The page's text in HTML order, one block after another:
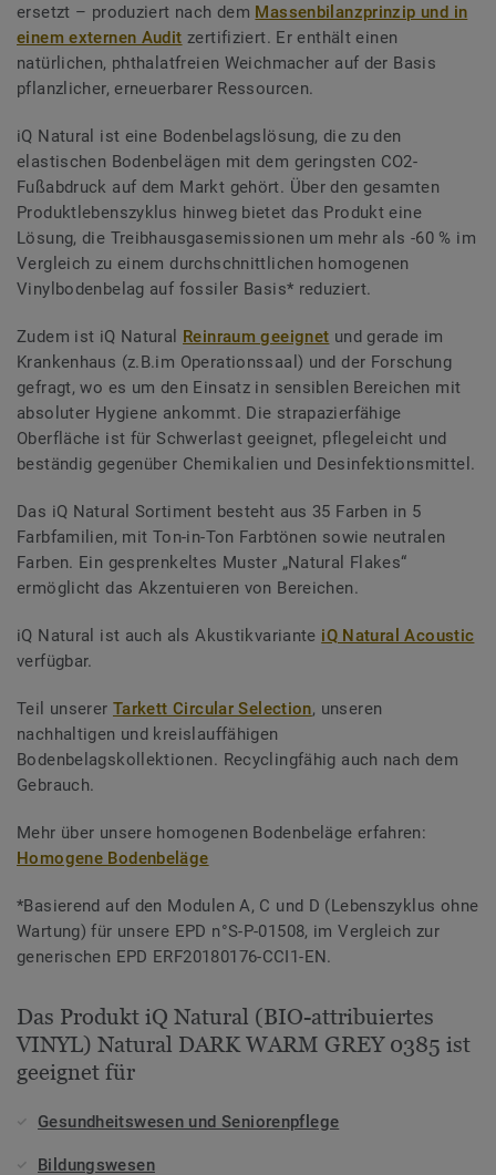
ersetzt – produziert nach dem Massenbilanzprinzip und in
einem externen Audit zertifiziert. Er enthält einen
natürlichen, phthalatfreien Weichmacher auf der Basis
pflanzlicher, erneuerbarer Ressourcen.
iQ Natural ist eine Bodenbelagslösung, die zu den
elastischen Bodenbelägen mit dem geringsten CO2-
Fußabdruck auf dem Markt gehört. Über den gesamten
Produktlebenszyklus hinweg bietet das Produkt eine
Lösung, die Treibhausgasemissionen um mehr als -60 % im
Vergleich zu einem durchschnittlichen homogenen
Vinylbodenbelag auf fossiler Basis* reduziert.
Zudem ist iQ Natural Reinraum geeignet und gerade im
Krankenhaus (z.B.im Operationssaal) und der Forschung
gefragt, wo es um den Einsatz in sensiblen Bereichen mit
absoluter Hygiene ankommt. Die strapazierfähige
Oberfläche ist für Schwerlast geeignet, pflegeleicht und
beständig gegenüber Chemikalien und Desinfektionsmittel.
Das iQ Natural Sortiment besteht aus 35 Farben in 5
Farbfamilien, mit Ton-in-Ton Farbtönen sowie neutralen
Farben. Ein gesprenkeltes Muster „Natural Flakes“
ermöglicht das Akzentuieren von Bereichen.
iQ Natural ist auch als Akustikvariante iQ Natural Acoustic
verfügbar.
Teil unserer Tarkett Circular Selection, unseren
nachhaltigen und kreislauffähigen
Bodenbelagskollektionen. Recyclingfähig auch nach dem
Gebrauch.
Mehr über unsere homogenen Bodenbeläge erfahren:
Homogene Bodenbeläge
*Basierend auf den Modulen A, C und D (Lebenszyklus ohne
Wartung) für unsere EPD n°S-P-01508, im Vergleich zur
generischen EPD ERF20180176-CCI1-EN.
Das Produkt iQ Natural (BIO-attribuiertes
VINYL) Natural DARK WARM GREY 0385 ist
geeignet für
Gesundheitswesen und Seniorenpflege
Bildungswesen